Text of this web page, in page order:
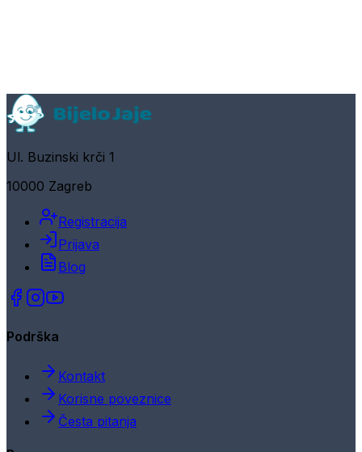
Ul. Buzinski krči 1
10000 Zagreb
Registracija
Prijava
Blog
Podrška
Kontakt
Korisne poveznice
Česta pitanja